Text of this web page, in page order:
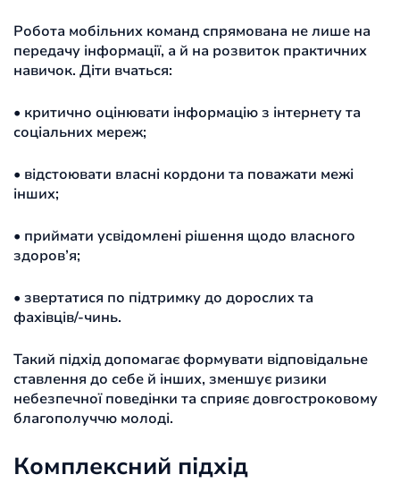
Робота мобільних команд спрямована не лише на
передачу інформації, а й на розвиток практичних
навичок. Діти вчаться:
• критично оцінювати інформацію з інтернету та
соціальних мереж;
• відстоювати власні кордони та поважати межі
інших;
• приймати усвідомлені рішення щодо власного
здоров’я;
• звертатися по підтримку до дорослих та
фахівців/-чинь.
Такий підхід допомагає формувати відповідальне
ставлення до себе й інших, зменшує ризики
небезпечної поведінки та сприяє довгостроковому
благополуччю молоді.
Комплексний підхід